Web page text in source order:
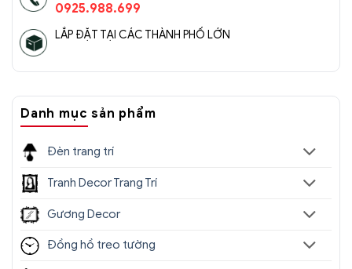
0925.988.699
LẮP ĐẶT TẠI CÁC THÀNH PHỐ LỚN
Danh mục sản phẩm
Đèn trang trí
Tranh Decor Trang Trí
Gương Decor
Đồng hồ treo tường